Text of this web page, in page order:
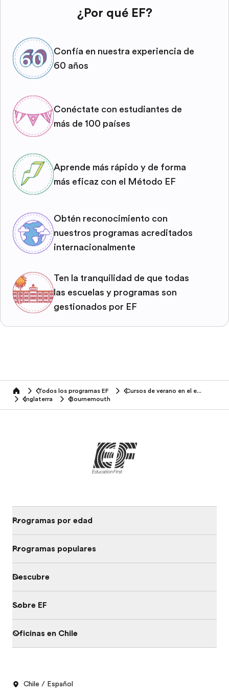
¿Por qué EF?
Confía en nuestra experiencia de
60 años
Conéctate con estudiantes de
más de 100 países
Aprende más rápido y de forma
más eficaz con el Método EF
Obtén reconocimiento con
nuestros programas acreditados
internacionalmente
Ten la tranquilidad de que todas
las escuelas y programas son
gestionados por EF
home Todos los programas EF
Cursos de verano en el extranjero
Inglaterra
Bournemouth
Programas por edad
Programas populares
Descubre
Sobre EF
Oficinas en Chile
Chile / Español